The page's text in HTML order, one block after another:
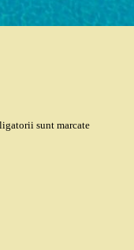
sunt marcate